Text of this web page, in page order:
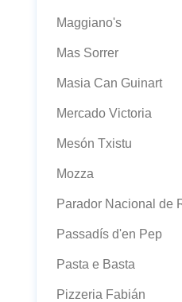
Maggiano's
Mas Sorrer
Masia Can Guinart
Mercado Victoria
Mesón Txistu
Mozza
Parador Nacional de
Passadís d'en Pep
Pasta e Basta
Pizzeria Fabián